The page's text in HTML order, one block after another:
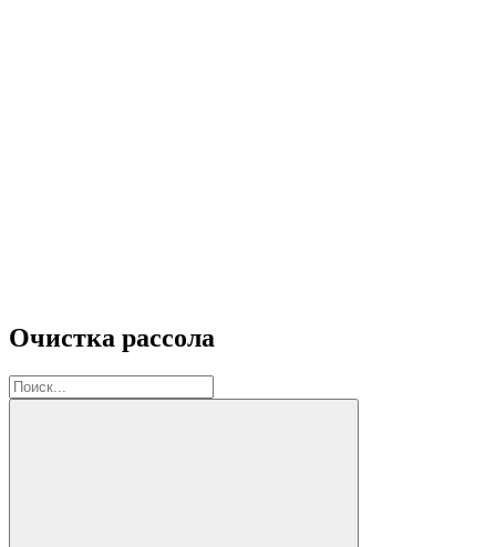
Очистка рассола
Поиск: